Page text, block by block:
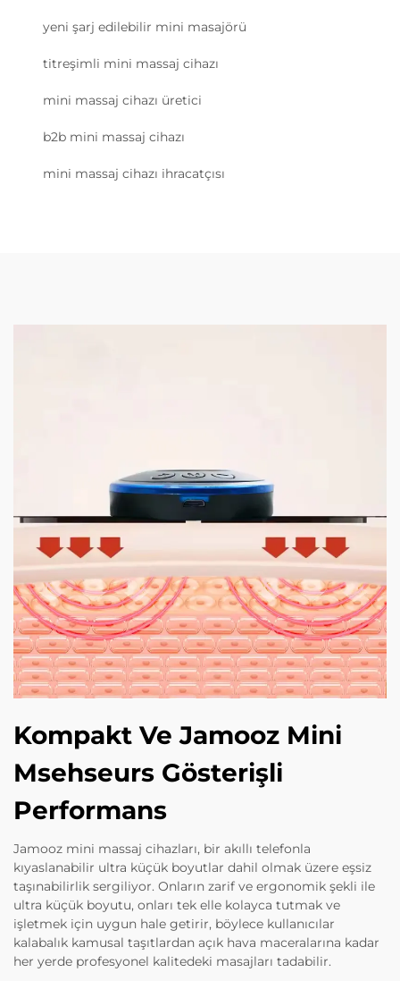
yeni şarj edilebilir mini masajörü
titreşimli mini massaj cihazı
mini massaj cihazı üretici
b2b mini massaj cihazı
mini massaj cihazı ihracatçısı
Kompakt Ve Jamooz Mini
Msehseurs Gösterişli
Performans
Jamooz mini massaj cihazları, bir akıllı telefonla
kıyaslanabilir ultra küçük boyutlar dahil olmak üzere eşsiz
taşınabilirlik sergiliyor. Onların zarif ve ergonomik şekli ile
ultra küçük boyutu, onları tek elle kolayca tutmak ve
işletmek için uygun hale getirir, böylece kullanıcılar
kalabalık kamusal taşıtlardan açık hava maceralarına kadar
her yerde profesyonel kalitedeki masajları tadabilir.